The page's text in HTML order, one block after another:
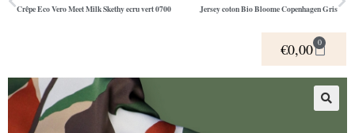
Crêpe Eco Vero Meet Milk Skethy ecru vert 0700 Jersey coton Bio Bloome Copenhagen Gris
€0,00 0